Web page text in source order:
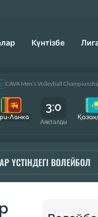
Күнтізбе
CAVA Men’s Volleyball
Ланка
3:0
Аяқталды
ҮСТІНДЕГІ ВОЛЕЙБОЛ